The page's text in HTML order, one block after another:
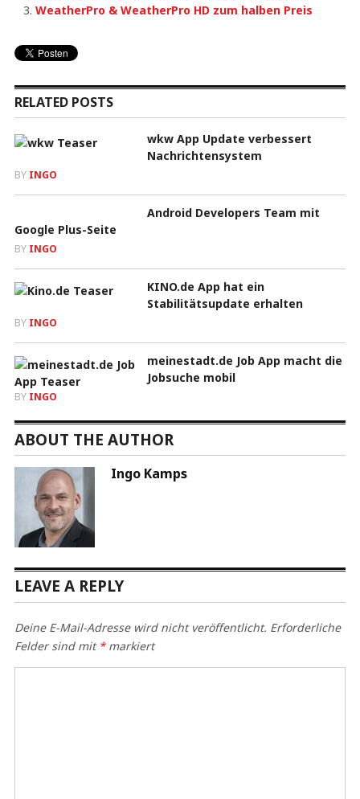
WeatherPro & WeatherPro HD zum halben Preis
RELATED POSTS
wkw App Update verbessert
Nachrichtensystem
BY INGO
Android Developers Team mit
Google Plus-Seite
BY INGO
KINO.de App hat ein
Stabilitätsupdate erhalten
BY INGO
meinestadt.de Job App macht die
Jobsuche mobil
BY INGO
ABOUT THE AUTHOR
Ingo Kamps
LEAVE A REPLY
Deine E-Mail-Adresse wird nicht veröffentlicht. Erforderliche
Felder sind mit *markiert